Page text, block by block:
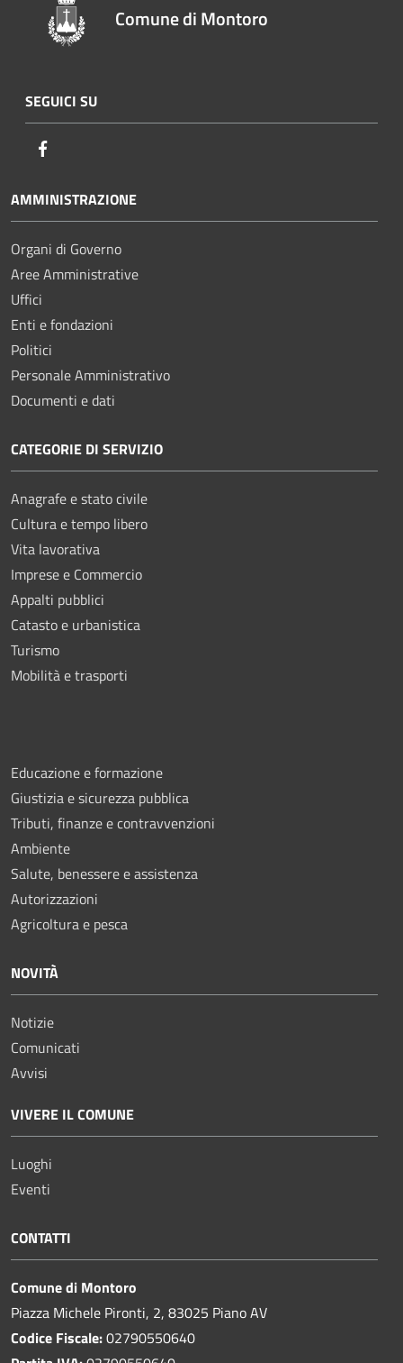
Comune di Montoro
SEGUICI SU
AMMINISTRAZIONE
Organi di Governo
Aree Amministrative
Uffici
Enti e fondazioni
Politici
Personale Amministrativo
Documenti e dati
CATEGORIE DI SERVIZIO
Anagrafe e stato civile
Cultura e tempo libero
Vita lavorativa
Imprese e Commercio
Appalti pubblici
Catasto e urbanistica
Turismo
Mobilità e trasporti
Educazione e formazione
Giustizia e sicurezza pubblica
Tributi, finanze e contravvenzioni
Ambiente
Salute, benessere e assistenza
Autorizzazioni
Agricoltura e pesca
NOVITÀ
Notizie
Comunicati
Avvisi
VIVERE IL COMUNE
Luoghi
Eventi
CONTATTI
Comune di Montoro
Piazza Michele Pironti, 2, 83025 Piano AV
Codice Fiscale:02790550640